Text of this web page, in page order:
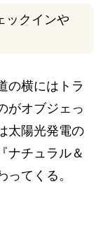
ックインや
の横にはトラ
がオブジェっ
太陽光発電の
ナチュラル＆
てくる。